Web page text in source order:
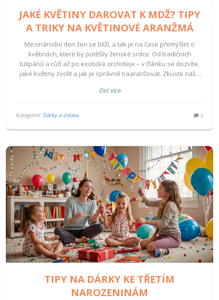
JAKÉ KVĚTINY DAROVAT K MDŽ? TIPY
A TRIKY NA KVĚTINOVÉ ARANŽMÁ
Mezinárodní den žen se blíží, a tak je na čase přemýšlet o
květinách, které by potěšily ženské srdce. Od tradičních
tulipánů a růží až po exotické orchideje – v článku se dozvíte,
jaké květiny zvolit a jak je správně naaranžovat. Zkuste naše
číst více
Kategorie: Dárky a oslava 0
TIPY NA DÁRKY KE TŘETÍM
NAROZENINÁM